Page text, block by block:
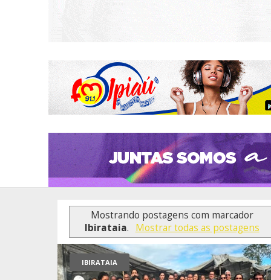
Mostrando postagens com marcador
Ibirataia. Mostrar todas as postagens
IBIRATAIA